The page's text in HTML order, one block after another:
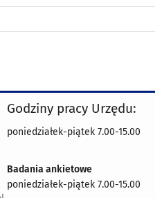
Godziny pracy Urzędu:
poniedziałek-piątek 7.00-15.00
Badania ankietowe
poniedziałek-piątek 7.00-15.00